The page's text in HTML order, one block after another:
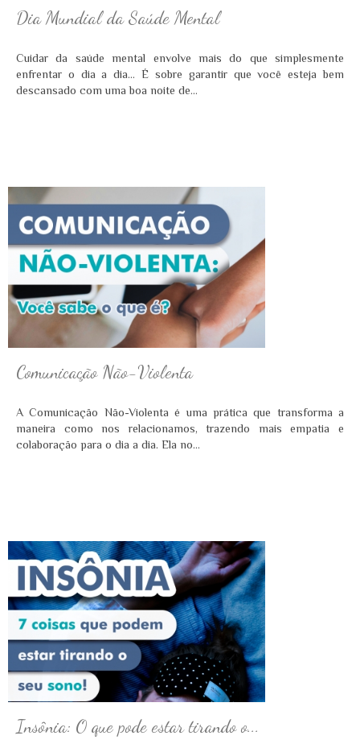
Dia Mundial da Saúde Mental
Cuidar da saúde mental envolve mais do que simplesmente
enfrentar o dia a dia... É sobre garantir que você esteja bem
descansado com uma boa noite de...
Comunicação Não-Violenta
A Comunicação Não-Violenta é uma prática que transforma a
maneira como nos relacionamos, trazendo mais empatia e
colaboração para o dia a dia. Ela no...
Insônia: O que pode estar tirando o...